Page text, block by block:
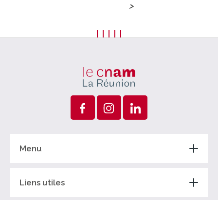
>
Menu
Liens utiles